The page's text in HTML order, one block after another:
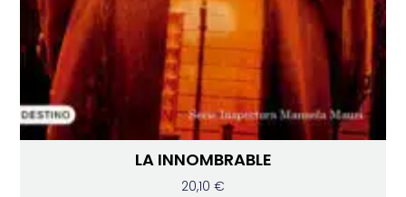
LA INNOMBRABLE
20,10 €